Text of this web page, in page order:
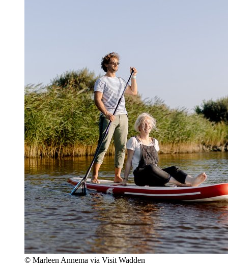
© Marleen Annema via Visit Wadden